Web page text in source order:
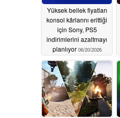
Yüksek bellek fiyatları
konsol kârlarını erittiği
için Sony, PS5
indirimlerini azaltmayı
planlıyor 06/20/2026